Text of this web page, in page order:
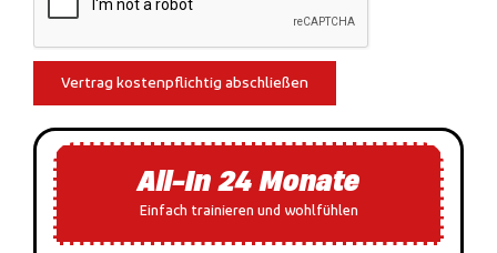
Vertrag kostenpflichtig abschließen
All-In 24 Monate
Einfach trainieren und wohlfühlen